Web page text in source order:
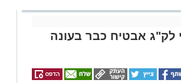
אבטיח כבר בעונה